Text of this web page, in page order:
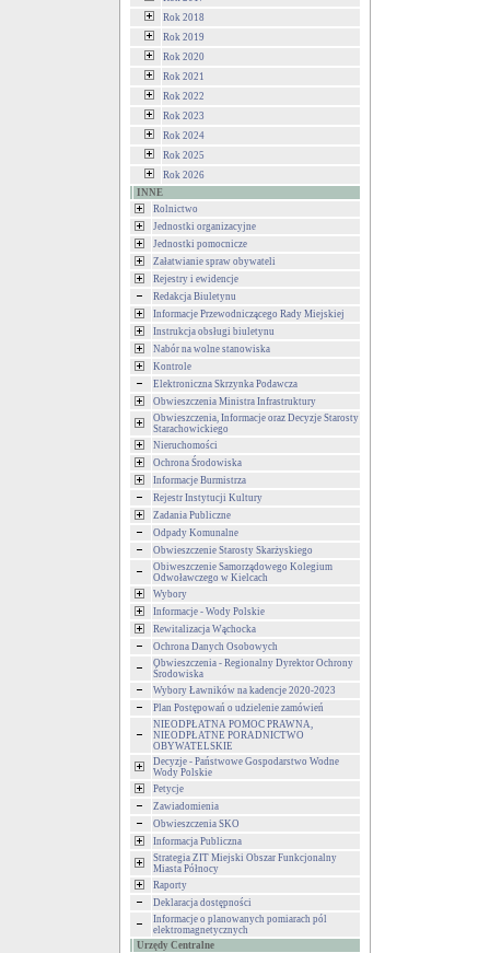
Rok 2018
Rok 2019
Rok 2020
Rok 2021
Rok 2022
Rok 2023
Rok 2024
Rok 2025
Rok 2026
INNE
Rolnictwo
Jednostki organizacyjne
Jednostki pomocnicze
Załatwianie spraw obywateli
Rejestry i ewidencje
Redakcja Biuletynu
Informacje Przewodniczącego Rady Miejskiej
Instrukcja obsługi biuletynu
Nabór na wolne stanowiska
Kontrole
Elektroniczna Skrzynka Podawcza
Obwieszczenia Ministra Infrastruktury
Obwieszczenia, Informacje oraz Decyzje Starosty
Starachowickiego
Nieruchomości
Ochrona Środowiska
Informacje Burmistrza
Rejestr Instytucji Kultury
Zadania Publiczne
Odpady Komunalne
Obwieszczenie Starosty Skarżyskiego
Obiweszczenie Samorządowego Kolegium
Odwoławczego w Kielcach
Wybory
Informacje - Wody Polskie
Rewitalizacja Wąchocka
Ochrona Danych Osobowych
Obwieszczenia - Regionalny Dyrektor Ochrony
Środowiska
Wybory Ławników na kadencje 2020-2023
Plan Postępowań o udzielenie zamówień
NIEODPŁATNA POMOC PRAWNA,
NIEODPŁATNE PORADNICTWO
OBYWATELSKIE
Decyzje - Państwowe Gospodarstwo Wodne
Wody Polskie
Petycje
Zawiadomienia
Obwieszczenia SKO
Informacja Publiczna
Strategia ZIT Miejski Obszar Funkcjonalny
Miasta Północy
Raporty
Deklaracja dostępności
Informacje o planowanych pomiarach pól
elektromagnetycznych
Urzędy Centralne